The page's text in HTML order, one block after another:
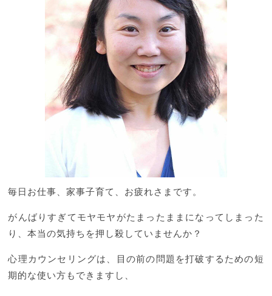
毎日お仕事、家事子育て、お疲れさまです。
がんばりすぎてモヤモヤがたまったままになってしまった
り、本当の気持ちを押し殺していませんか？
心理カウンセリングは、目の前の問題を打破するための短
期的な使い方もできますし、